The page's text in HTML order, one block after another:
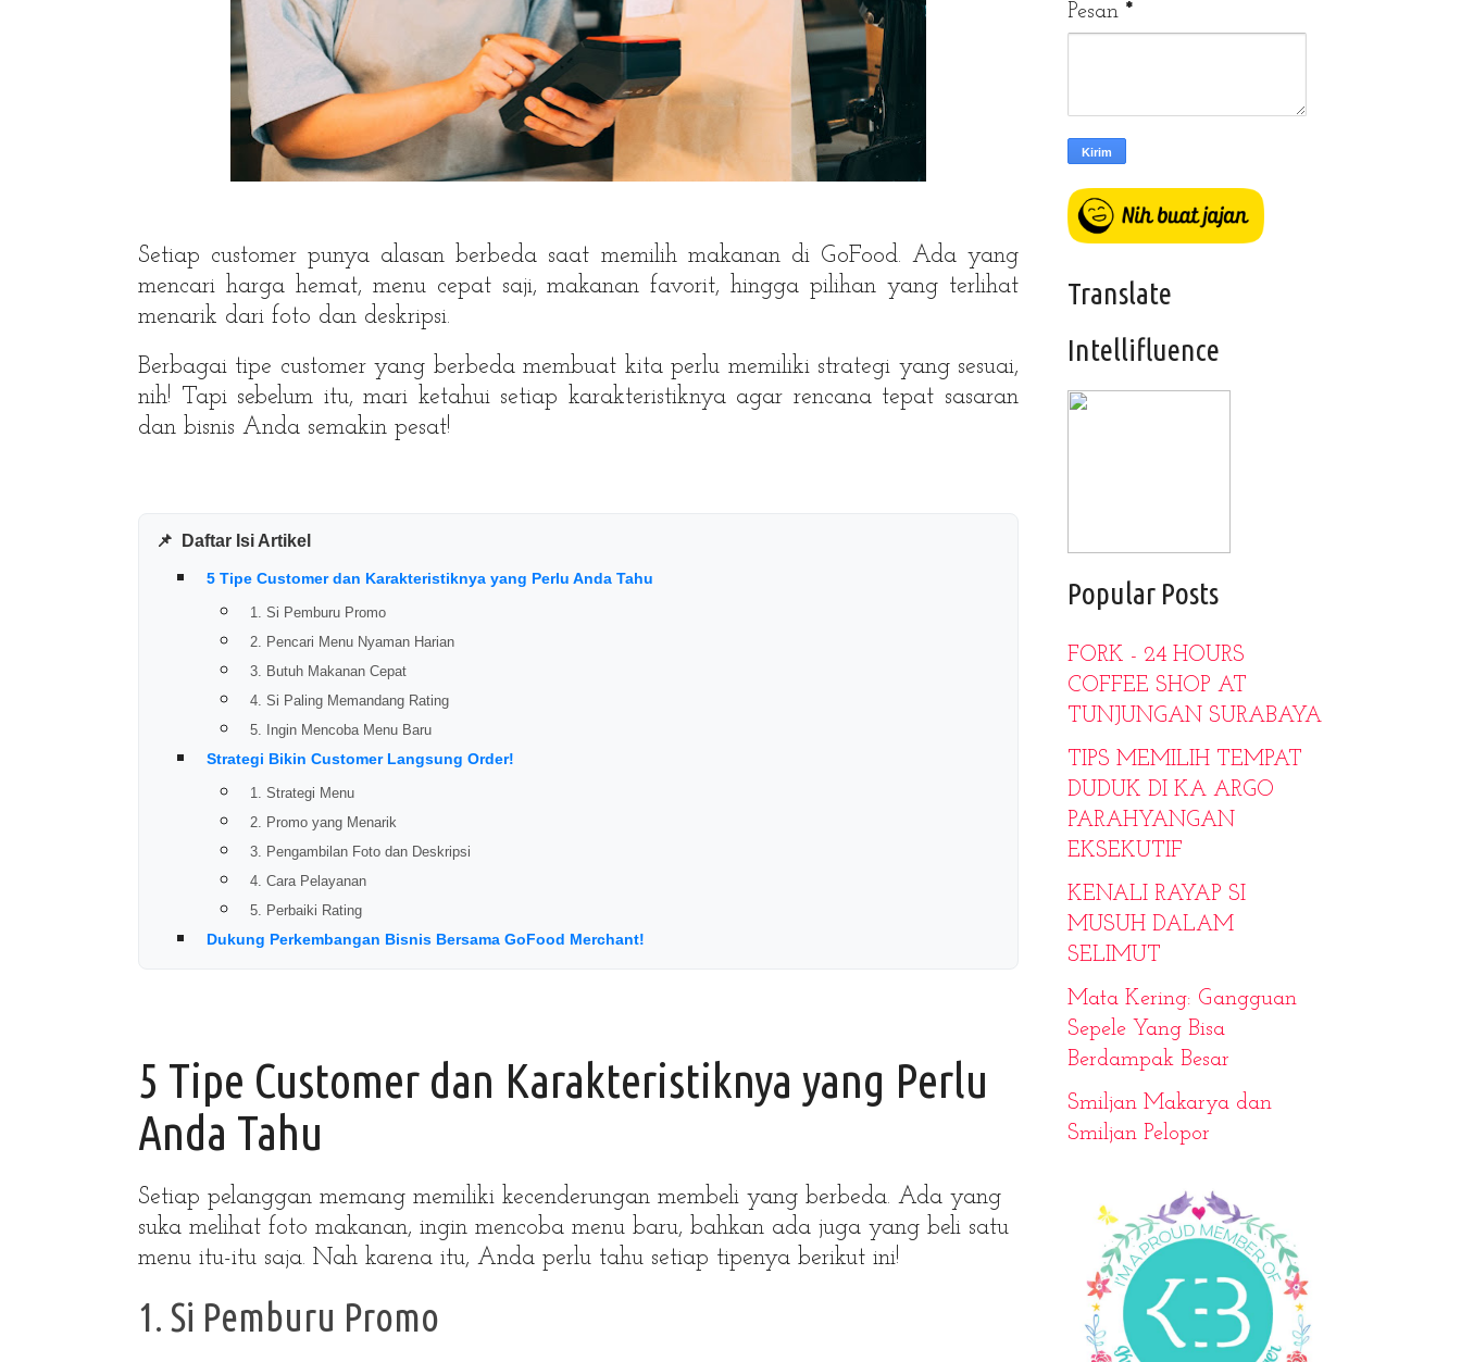
Setiap customer punya alasan berbeda saat memilih makanan di GoFood. Ada yang
mencari harga hemat, menu cepat saji, makanan favorit, hingga pilihan yang terlihat
menarik dari foto dan deskripsi.
Berbagai tipe customer yang berbeda membuat kita perlu memiliki strategi yang sesuai,
nih! Tapi sebelum itu, mari ketahui setiap karakteristiknya agar rencana tepat sasaran
dan bisnis Anda semakin pesat!
📌 Daftar Isi Artikel
5 Tipe Customer dan Karakteristiknya yang Perlu Anda Tahu
1. Si Pemburu Promo
2. Pencari Menu Nyaman Harian
3. Butuh Makanan Cepat
4. Si Paling Memandang Rating
5. Ingin Mencoba Menu Baru
Strategi Bikin Customer Langsung Order!
1. Strategi Menu
2. Promo yang Menarik
3. Pengambilan Foto dan Deskripsi
4. Cara Pelayanan
5. Perbaiki Rating
Dukung Perkembangan Bisnis Bersama GoFood Merchant!
5 Tipe Customer dan Karakteristiknya yang Perlu
Anda Tahu
Setiap pelanggan memang memiliki kecenderungan membeli yang berbeda. Ada yang
suka melihat foto makanan, ingin mencoba menu baru, bahkan ada juga yang beli satu
menu itu-itu saja. Nah karena itu, Anda perlu tahu setiap tipenya berikut ini!
1. Si Pemburu Promo
Pesan *
Translate
Intellifluence
Popular Posts
FORK - 24 HOURS
COFFEE SHOP AT
TUNJUNGAN SURABAYA
TIPS MEMILIH TEMPAT
DUDUK DI KA ARGO
PARAHYANGAN
EKSEKUTIF
KENALI RAYAP SI
MUSUH DALAM
SELIMUT
Mata Kering: Gangguan
Sepele Yang Bisa
Berdampak Besar
Smiljan Makarya dan
Smiljan Pelopor